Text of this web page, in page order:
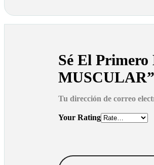
Sé El
MUSCULAR”
Tu dirección de correo
Your Rating